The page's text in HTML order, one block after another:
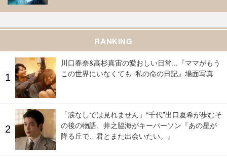
RANKING
川口春奈&高杉真宙の愛おしい日常...『ママがもう
この世界にいなくても 私の命の日記』場面写真
「涙なしでは見れません」“千代”出口夏希が歩むそ
の後の物語、井之脇海がキーパーソン『あの星が
降る丘で、君とまた出会いたい。』